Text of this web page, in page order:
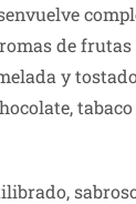
de frutas
y